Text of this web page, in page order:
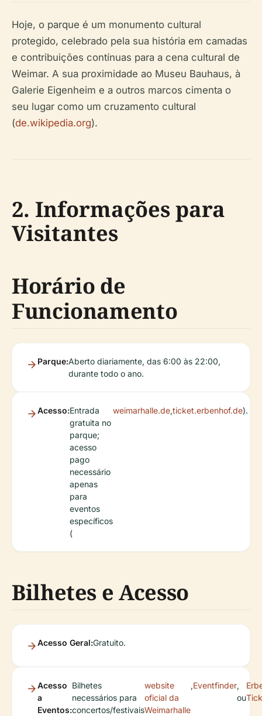
Hoje, o parque é um monumento cultural
protegido, celebrado pela sua história em camadas
e contribuições contínuas para a cena cultural de
Weimar. A sua proximidade ao Museu Bauhaus, à
Galerie Eigenheim e a outros marcos cimenta o
seu lugar como um cruzamento cultural
(de.wikipedia.org).
2. Informações para
Visitantes
Horário de
Funcionamento
Parque:Aberto diariamente, das 6:00 às 22:00,
durante todo o ano.
Acesso:Entrada
gratuita no
parque;
acesso
pago
necessário
apenas
para
eventos
específicos
(
weimarhalle.de,ticket.erbenhof.de).
Bilhetes e Acesso
Acesso Geral:Gratuito.
Acesso
a
Eventos:
Bilhetes
necessários para
concertos/festivais
website
oficial da
Weimarhalle
,Eventfinder,
ou